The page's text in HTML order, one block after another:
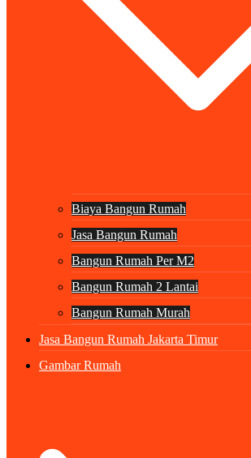
Biaya Bangun Rumah
Jasa Bangun Rumah
Bangun Rumah Per M2
Bangun Rumah 2 Lantai
Bangun Rumah Murah
Jasa Bangun Rumah Jakarta Timur
Gambar Rumah